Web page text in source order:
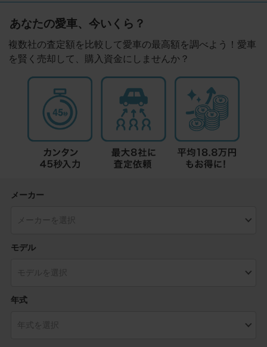
あなたの愛車、今いくら？
複数社の査定額を比較して愛車の最高額を調べよう！愛車
を賢く売却して、購入資金にしませんか？
メーカー
モデル
年式